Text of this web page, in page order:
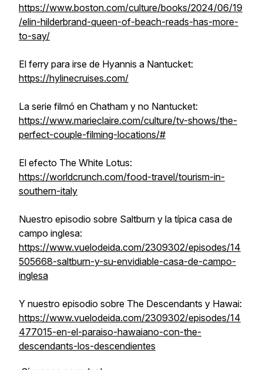
https://www.boston.com/culture/books/2024/06/19
/elin-hilderbrand-queen-of-beach-reads-has-more-
to-say/
El ferry para irse de Hyannis a Nantucket:
https://hylinecruises.com/
La serie filmó en Chatham y no Nantucket:
https://www.marieclaire.com/culture/tv-shows/the-
perfect-couple-filming-locations/#
El efecto The White Lotus:
https://worldcrunch.com/food-travel/tourism-in-
southern-italy
Nuestro episodio sobre Saltburn y la típica casa de
campo inglesa:
https://www.vuelodeida.com/2309302/episodes/14
505668-saltburn-y-su-envidiable-casa-de-campo-
inglesa
Y nuestro episodio sobre The Descendants y Hawai:
https://www.vuelodeida.com/2309302/episodes/14
477015-en-el-paraiso-hawaiano-con-the-
descendants-los-descendientes